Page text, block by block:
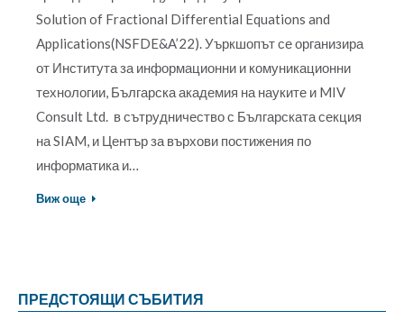
Solution of Fractional Differential Equations and
Applications(NSFDE&A’22). Уъркшопът се организира
от Института за информационни и комуникационни
технологии, Българска академия на науките и MIV
Consult Ltd. в сътрудничество с Българската секция
на SIAM, и Център за върхови постижения по
информатика и…
Виж още
ПРЕДСТОЯЩИ СЪБИТИЯ